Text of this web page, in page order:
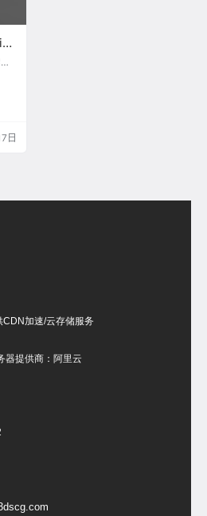
日
CDN加速/云存储服务
器提供商：阿里云